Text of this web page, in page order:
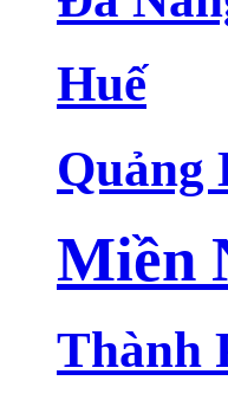
Huế
Quảng
Miền
Thành